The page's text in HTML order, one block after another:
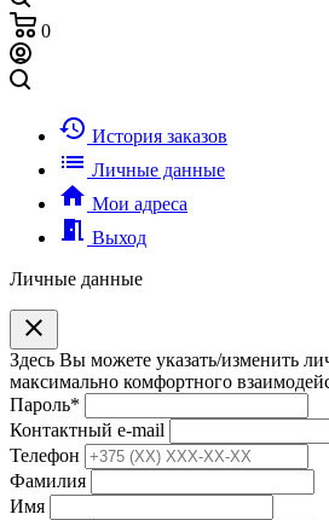
0
history История заказов
list Личные данные
home Мои адреса
meeting_room Выход
Личные данные
clear
Здесь Вы можете указать/изменить
максимально комфортного
Пароль*
Контактный e-mail
Телефон
Фамилия
Имя